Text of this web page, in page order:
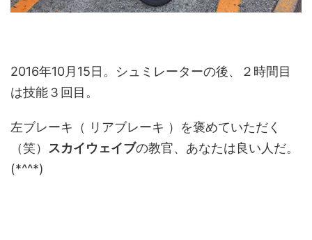
2016年10月15日。シュミレーターの後、２時間目
は技能３回目。
左ブレーキ（ リアブレーキ ）を褒めていただく
（笑） スカイウェイブの教官、あなたは良い人だ。
(*^^*)